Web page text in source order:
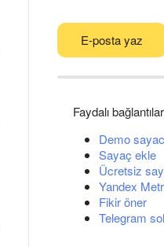
E-posta yaz
Faydalı bağlantılar
Demo
Sayaç ekle
Ücretsiz
Yandex
Fikir öner
Telegram